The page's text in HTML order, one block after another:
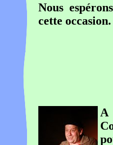
Nous
cette occasion.
A